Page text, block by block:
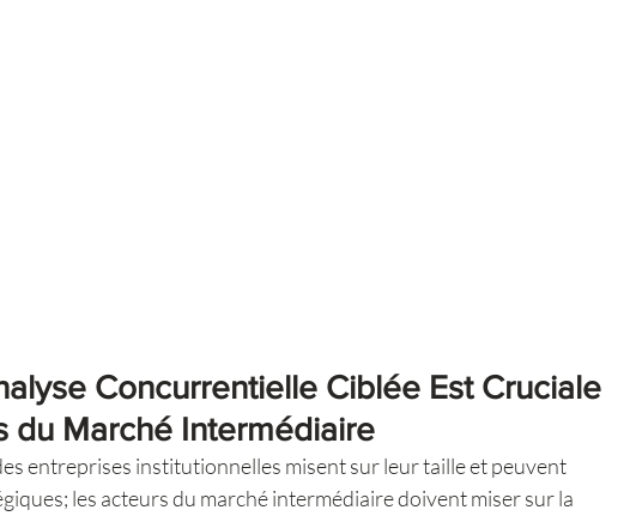
Concurrentielle Ciblée Est Cruciale
du Marché Intermédiaire
entreprises institutionnelles misent sur leur taille et peuvent
les acteurs du marché intermédiaire doivent miser sur la